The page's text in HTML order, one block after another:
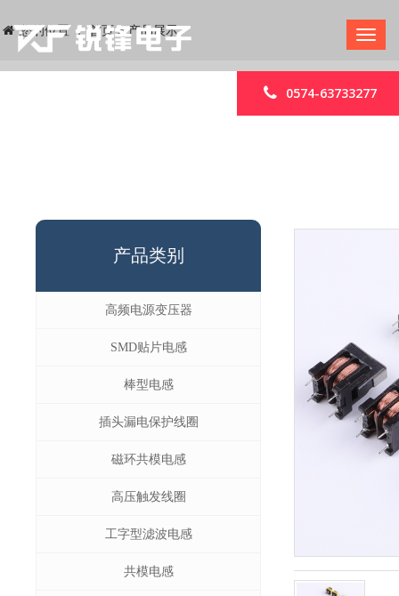
0574-63733277
您的位置 ： 首页>产品展示
产品类别
高频电源变压器
SMD贴片电感
棒型电感
插头漏电保护线圈
磁环共模电感
高压触发线圈
工字型滤波电感
共模电感